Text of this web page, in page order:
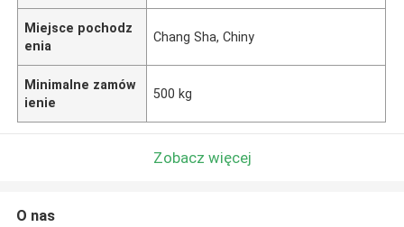
Miejsce pochodz
enia
Chang Sha, Chiny
Minimalne zamów
ienie
500 kg
Zobacz więcej
O nas